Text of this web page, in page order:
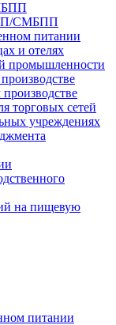
СМБПП
питании
и отелях
промышленности
сетей
учреждениях
на пищевую
питании